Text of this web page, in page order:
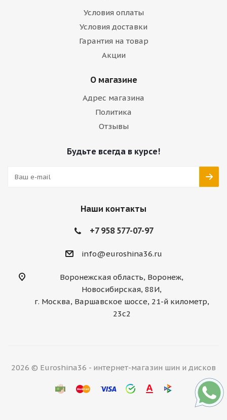
Условия оплаты
Условия доставки
Гарантия на товар
Акции
О магазине
Адрес магазина
Политика
Отзывы
Будьте всегда в курсе!
Наши контакты
+7 958 577-07-97
info@euroshina36.ru
Воронежская область, Воронеж,
Новосибирская, 88И,
г. Москва, Варшавское шоссе, 21-й километр,
23с2
2026 © Euroshina36 - интернет-магазин шин и дисков